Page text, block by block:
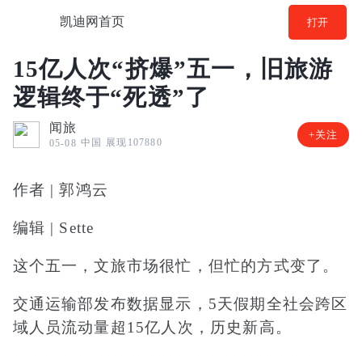
凯迪网首页 打开
15亿人次“挤爆”五一，旧旅游
逻辑终于“死透”了
闻旅
05-08 中国 展现107880
+关注
作者 | 郭鸿云
编辑 | Sette
这个五一，文旅市场很忙，但忙的方式变了。
交通运输部发布数据显示，5天假期全社会跨区
域人员流动量超15亿人次，历史新高。